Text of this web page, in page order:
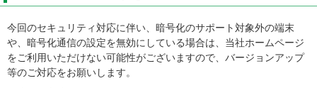
今回のセキュリティ対応に伴い、暗号化のサポート対象外の端末
や、暗号化通信の設定を無効にしている場合は、当社ホームページ
をご利用いただけない可能性がございますので、バージョンアップ
等のご対応をお願いします。